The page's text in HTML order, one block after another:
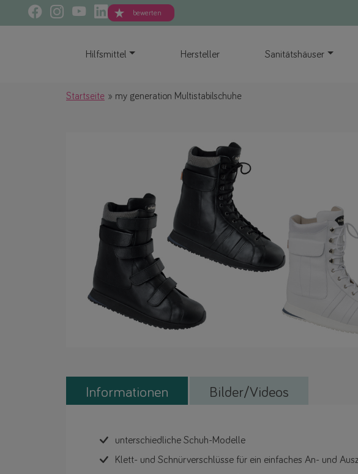
bewerten
Hilfsmittel Hersteller Sanitätshäuser
Startseite my generation Multistabilschuhe
Informationen Bilder/Videos
unterschiedliche Schuh-Modelle
Klett- und Schnürverschlüsse für ein einfaches An- und